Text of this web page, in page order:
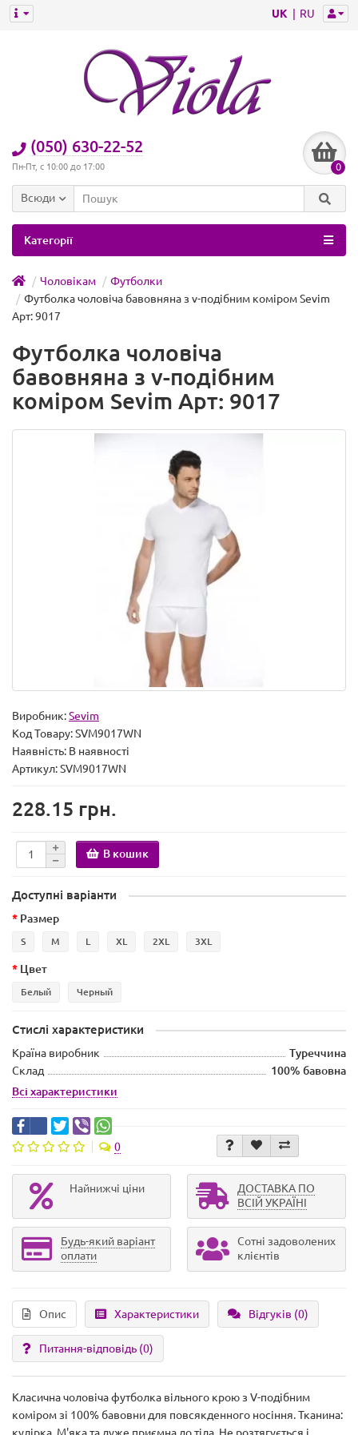
UK RU
(050) 630-22-52
Пн-Пт, с 10:00 до 17:00 0
Всюди
Категорії
Чоловікам
Футболки
Футболка чоловіча бавовняна з v-подібним коміром Sevim
Арт: 9017
Футболка чоловіча
бавовняна з v-подібним
коміром Sevim Арт: 9017
Виробник:Sevim
Код Товару:SVM9017WN
Наявність: В наявності
Артикул: SVM9017WN
228.15 грн.
В кошик
Доступні варіанти
Размер
S M L XL 2XL 3XL
Цвет
Белый Черный
Стислі характеристики
Країна виробник
Туреччина
Склад
100% бавовна
Всі характеристики
0
Найнижчі ціни
ДОСТАВКА ПО
ВСІЙ УКРАЇНІ
Будь-який варіант
оплати
Сотні задоволених
клієнтів
Опис Характеристики Відгуків (0)
Питання-відповідь (0)
Класична чоловіча футболка вільного крою з V-подібним
коміром зі 100% бавовни для повсякденного носіння. Тканина: